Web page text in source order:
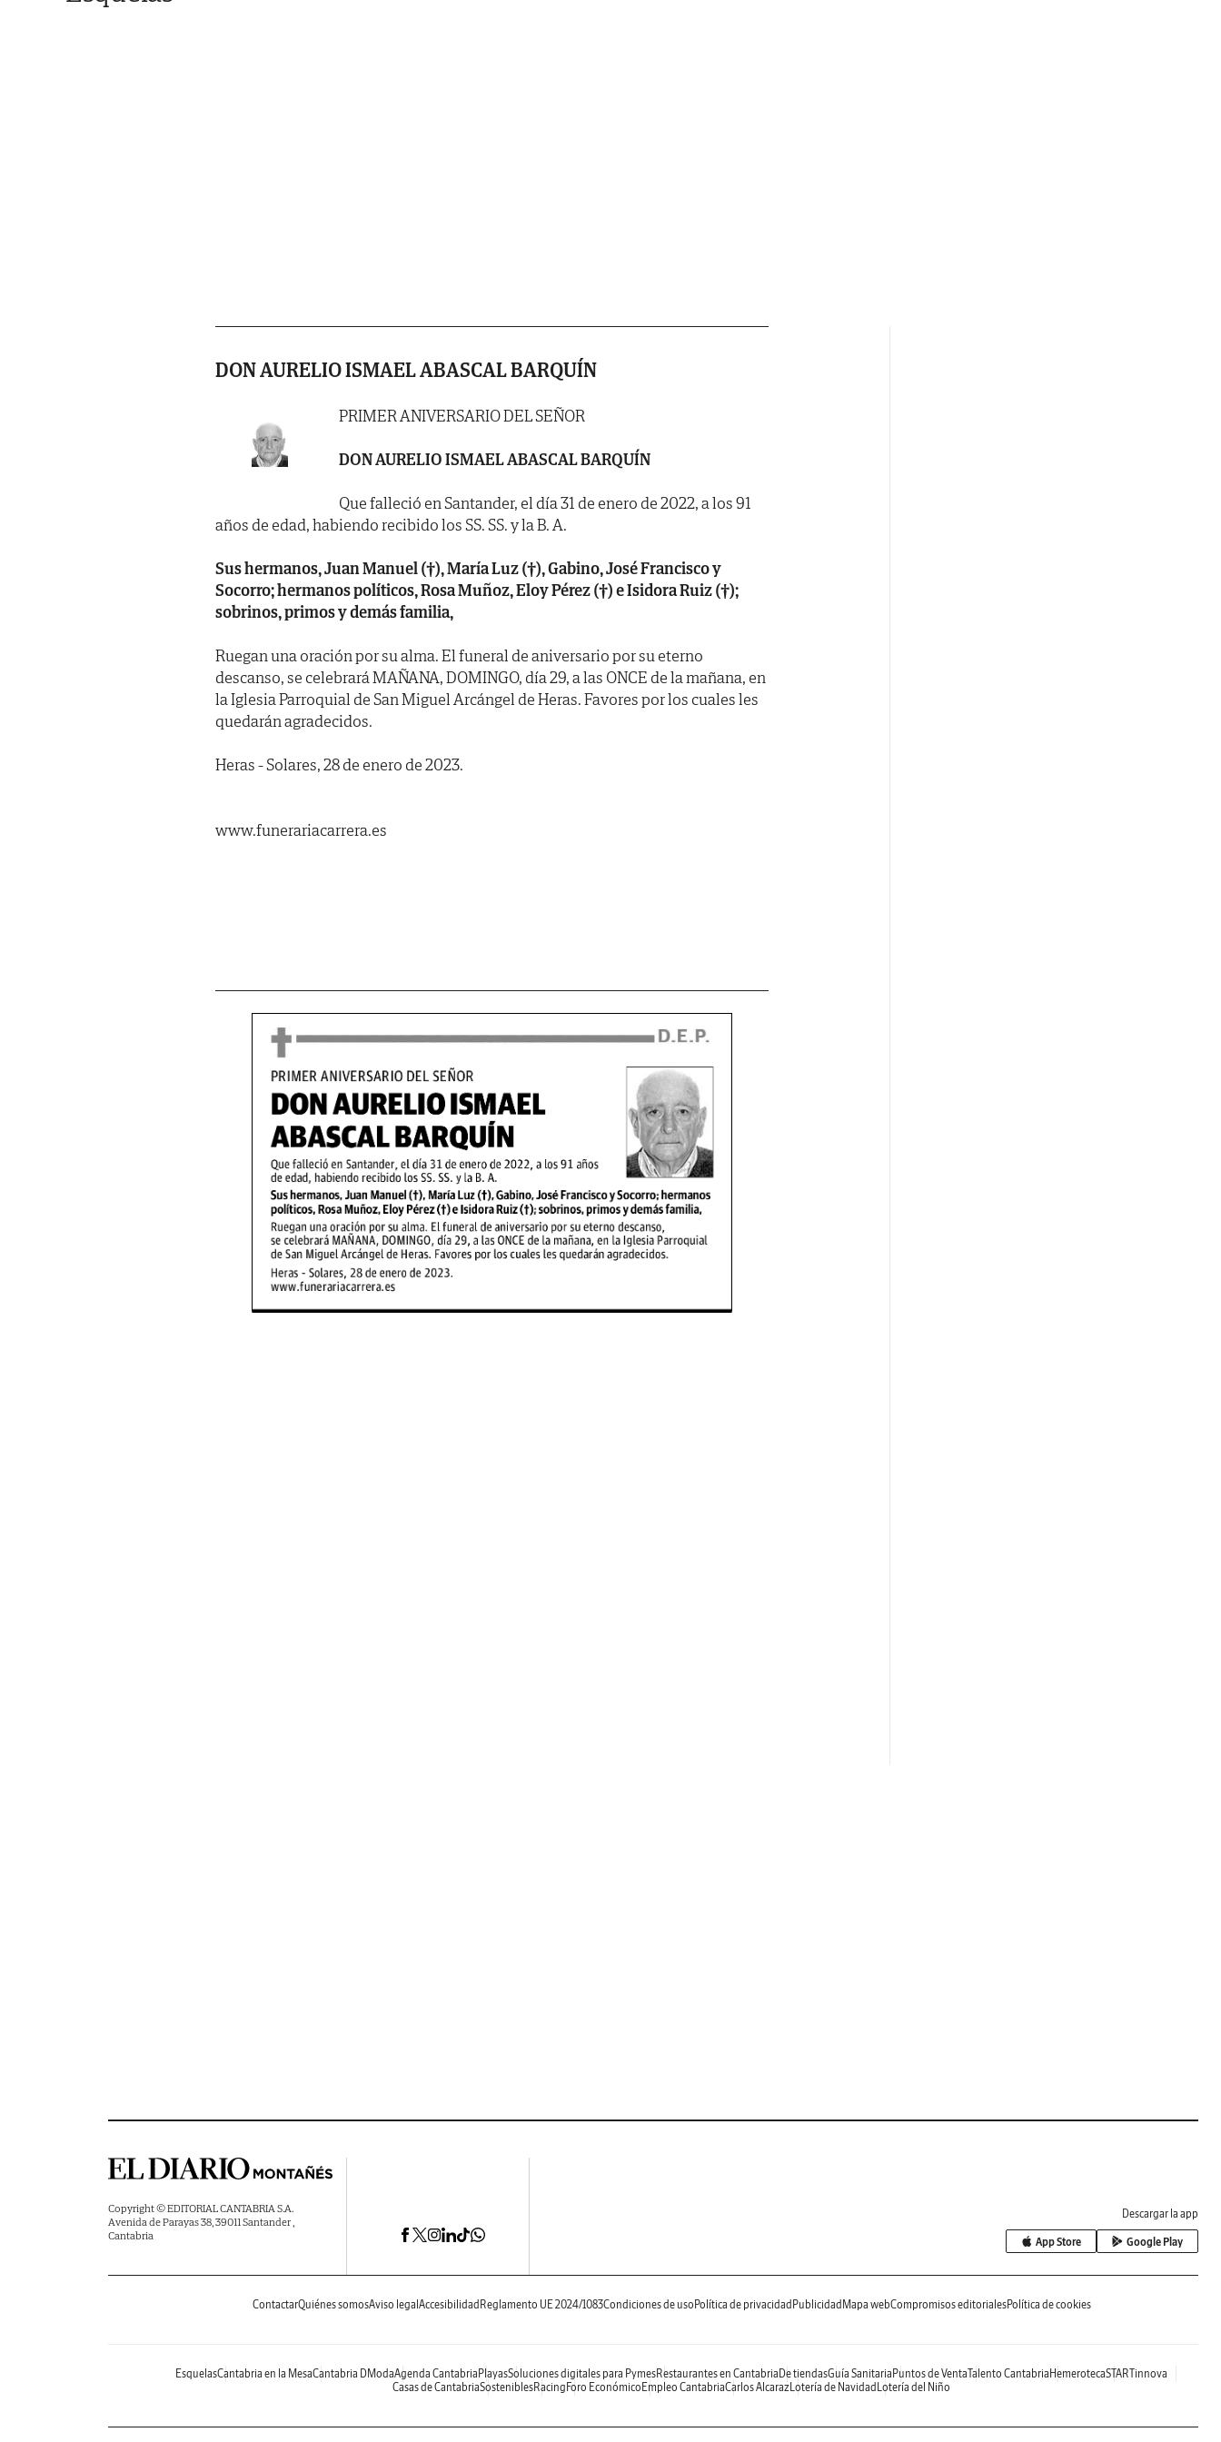
DON AURELIO ISMAEL ABASCAL BARQUÍN
PRIMER ANIVERSARIO DEL SEÑOR
DON AURELIO ISMAEL ABASCAL BARQUÍN
Que falleció en Santander, el día 31 de enero de 2022, a los 91
años de edad, habiendo recibido los SS. SS. y la B. A.
Sus hermanos, Juan Manuel (†), María Luz (†), Gabino, José Francisco y
Socorro; hermanos políticos, Rosa Muñoz, Eloy Pérez (†) e Isidora Ruiz (†);
sobrinos, primos y demás familia,
Ruegan una oración por su alma. El funeral de aniversario por su eterno
descanso, se celebrará MAÑANA, DOMINGO, día 29, a las ONCE de la mañana, en
la Iglesia Parroquial de San Miguel Arcángel de Heras. Favores por los cuales les
quedarán agradecidos.
Heras - Solares, 28 de enero de 2023.
www.funerariacarrera.es
Copyright © EDITORIAL CANTABRIA S.A.
Avenida de Parayas 38, 39011 Santander ,
Cantabria
Descargar la app
App Store Google Play
ContactarQuiénes somosAviso legal Accesibilidad Reglamento UE 2024/1083Condiciones de uso Política de privacidad Publicidad Mapa webCompromisos editorialesPolítica de cookies
EsquelasCantabria en la MesaCantabria DModaAgenda Cantabria PlayasSoluciones digitales para PymesRestaurantes en Cantabria De tiendasGuía Sanitaria Puntos de VentaTalento Cantabria HemerotecaSTARTinnova
Casas de CantabriaSosteniblesRacing Foro Económico Empleo CantabriaCarlos AlcarazLotería de Navidad Lotería del Niño